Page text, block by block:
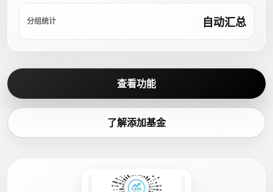
分组统计 自动汇总
查看功能
了解添加基金